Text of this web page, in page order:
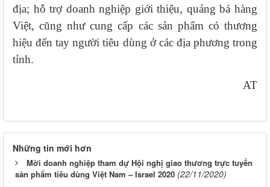
địa; hỗ trợ doanh nghiệp giới thiệu, quảng bá hàng
Việt, cũng như cung cấp các sản phẩm có thương
hiệu đến tay người tiêu dùng ở các địa phương trong
tỉnh.
AT​
Những tin mới hơn
Mời doanh nghiệp tham dự Hội nghị giao thương trực tuyến
sản phẩm tiêu dùng Việt Nam – Israel 2020 (22/11/2020)